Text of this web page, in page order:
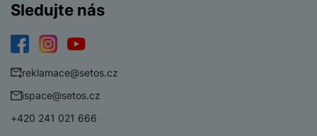
Sledujte nás
reklamace@setos.cz
ispace@setos.cz
+420 241 021 666